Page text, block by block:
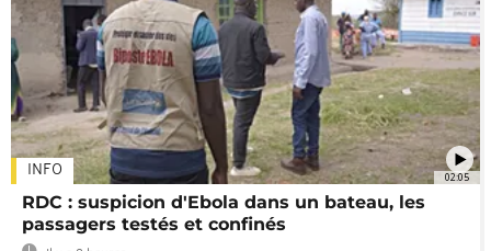
02:05
INFO
RDC : suspicion d'Ebola dans un bateau, les
passagers testés et confinés